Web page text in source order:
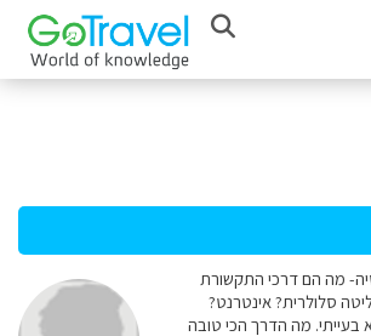
מה הם דרכי התקשורת
סלולרית? אינטרנט?
בעייתי. מה הדרך הכי טובה